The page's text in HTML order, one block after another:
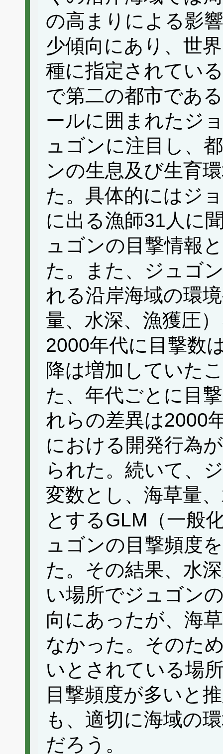
の高まりによる影
少傾向にあり、世
種に指定されてい
で第二の都市であ
ールに囲まれたジ
ュゴンに注目し、
ンの生息及び生育
た。具体的にはジ
に出る漁師31人に
ュゴンの目撃情報
た。また、ジュゴ
れる沿岸海域の環
量、水深、漁獲圧
2000年代に目撃数
降は増加していた
た、年代ごとに目
れらの差異は2000
における開発行為
られた。続いて、
変数とし、海草量
とするGLM（一般
ュゴンの目撃頻度
た。その結果、水
い場所でジュゴン
向にあったが、海
なかった。そのた
いとされている場
目撃頻度が多いと
も、適切に海域の
だろう。